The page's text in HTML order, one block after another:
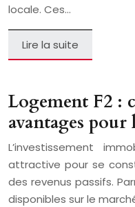
locale. Ces…
Lire la suite
Logement F2 :
avantages pour
L’investissement
attractive pour se
des revenus passifs.
disponibles sur le